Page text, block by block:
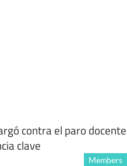
contra el paro docente
clave
Members